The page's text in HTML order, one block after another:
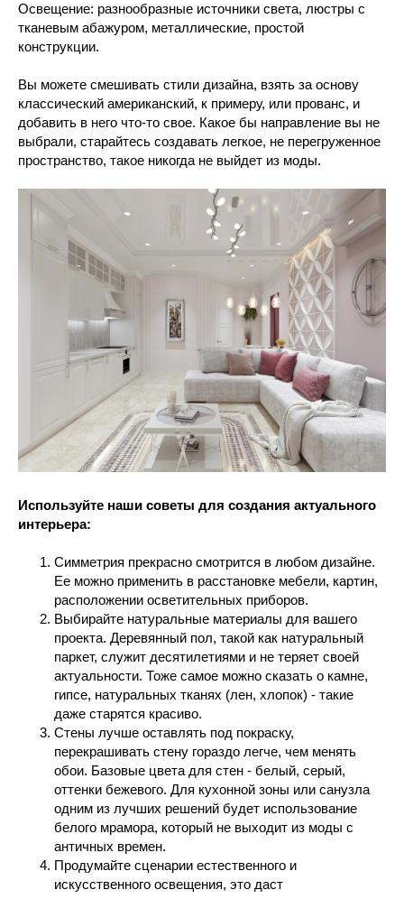
Освещение: разнообразные источники света, люстры с
тканевым абажуром, металлические, простой
конструкции.
Вы можете смешивать стили дизайна, взять за основу
классический американский, к примеру, или прованс, и
добавить в него что-то свое. Какое бы направление вы не
выбрали, старайтесь создавать легкое, не перегруженное
пространство, такое никогда не выйдет из моды.
Используйте наши советы для создания актуального
интерьера:
Симметрия прекрасно смотрится в любом дизайне.
Ее можно применить в расстановке мебели, картин,
расположении осветительных приборов.
Выбирайте натуральные материалы для вашего
проекта. Деревянный пол, такой как натуральный
паркет, служит десятилетиями и не теряет своей
актуальности. Тоже самое можно сказать о камне,
гипсе, натуральных тканях (лен, хлопок) - такие
даже старятся красиво.
Стены лучше оставлять под покраску,
перекрашивать стену гораздо легче, чем менять
обои. Базовые цвета для стен - белый, серый,
оттенки бежевого. Для кухонной зоны или санузла
одним из лучших решений будет использование
белого мрамора, который не выходит из моды с
античных времен.
Продумайте сценарии естественного и
искусственного освещения, это даст